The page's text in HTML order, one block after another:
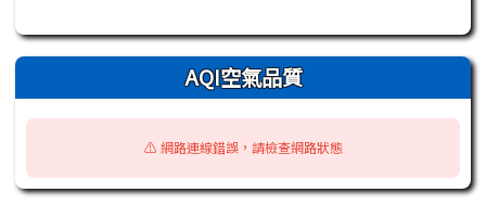
AQI空氣品質
⚠️ 網路連線錯誤，請檢查網路狀態